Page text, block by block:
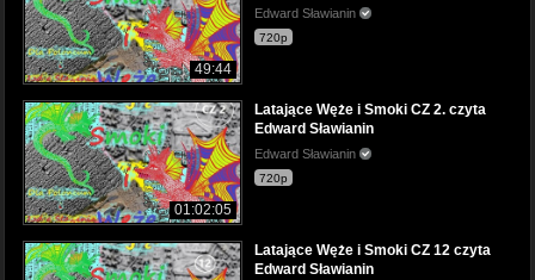
49:44
Edward Sławianin
720p
01:02:05
Latające Węże i Smoki CZ 2. czyta
Edward Sławianin
Edward Sławianin
720p
Latające Węże i Smoki CZ 12 czyta
Edward Sławianin